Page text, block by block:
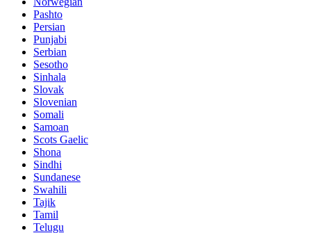
Pashto
Persian
Punjabi
Serbian
Sesotho
Sinhala
Slovak
Slovenian
Somali
Samoan
Scots Gaelic
Shona
Sindhi
Sundanese
Swahili
Tajik
Tamil
Telugu